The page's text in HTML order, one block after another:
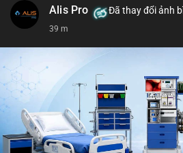
MrBeast, Google. Binance Square:
nhuận, $HFT/$SKYAI, $RIVER, $WLD,
💬 DÒNG CHẢY TIN TỨC & TRUYỀN
CoinTelegraph: Saylor nói Bitcoin
rõ ràng; CEX futures volume giảm
thấp nhất từ tháng 12/2023; Prophet
dự đoán human vs AI; Trump nói
Alis Pro Đã thay đổi ảnh
39 m